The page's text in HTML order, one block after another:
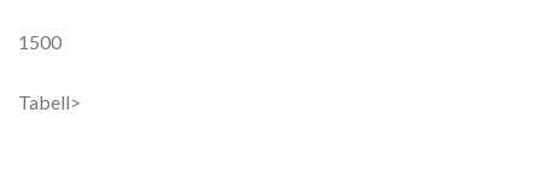
1500
Tabell>